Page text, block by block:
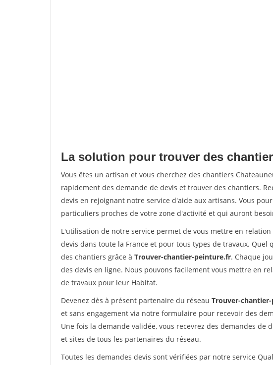
La solution pour trouver des
Vous êtes un artisan et vous cherchez des chantiers
rapidement des demande de devis et trouver des chantiers.
devis en rejoignant notre service d'aide aux artisans. Vous
particuliers proches de votre zone d'activité et qui auront
L'utilisation de notre service permet de vous mettre en
devis dans toute la France et pour tous types de travaux.
des chantiers grâce à Trouver-chantier-peinture.fr. Chaque
des devis en ligne. Nous pouvons facilement vous mettre en
de travaux pour leur Habitat.
Devenez dès à présent partenaire du réseau Trouver-
et sans engagement via notre formulaire pour recevoir des
Une fois la demande validée, vous recevrez des demandes de
et sites de tous les partenaires du réseau.
Toutes les demandes devis sont vérifiées par notre service